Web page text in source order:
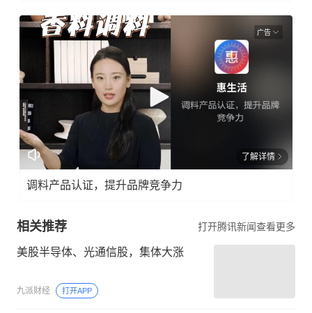
广告
了解详情
调料产品认证，提升品牌竞争力
相关推荐 打开腾讯新闻查看更多
美股半导体、光通信股，集体大涨
九派财经 打开APP